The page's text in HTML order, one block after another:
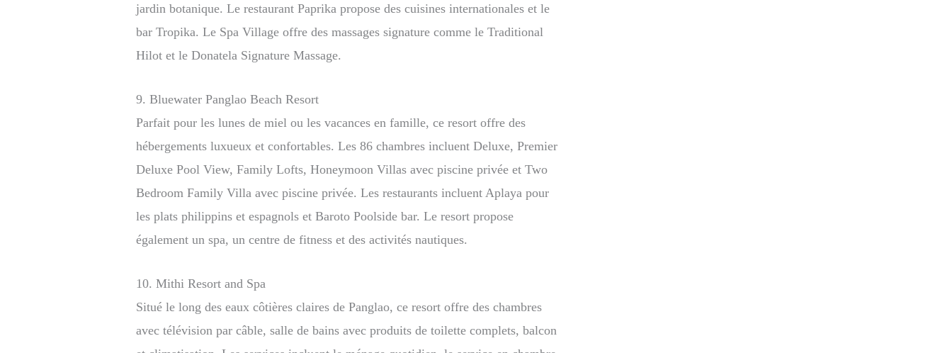
jardin botanique. Le restaurant Paprika propose des cuisines internationales et le
bar Tropika. Le Spa Village offre des massages signature comme le Traditional
Hilot et le Donatela Signature Massage.
9. Bluewater Panglao Beach Resort
Parfait pour les lunes de miel ou les vacances en famille, ce resort offre des
hébergements luxueux et confortables. Les 86 chambres incluent Deluxe, Premier
Deluxe Pool View, Family Lofts, Honeymoon Villas avec piscine privée et Two
Bedroom Family Villa avec piscine privée. Les restaurants incluent Aplaya pour
les plats philippins et espagnols et Baroto Poolside bar. Le resort propose
également un spa, un centre de fitness et des activités nautiques.
10. Mithi Resort and Spa
Situé le long des eaux côtières claires de Panglao, ce resort offre des chambres
avec télévision par câble, salle de bains avec produits de toilette complets, balcon